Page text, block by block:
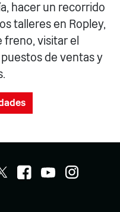
hacer un recorrido
talleres en Ropley,
freno, visitar el
de ventas y